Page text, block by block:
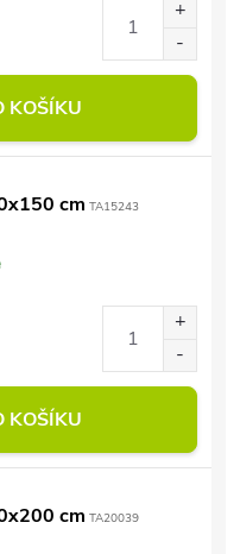
KOŠÍKU
cm TA15243
KOŠÍKU
cm TA20039